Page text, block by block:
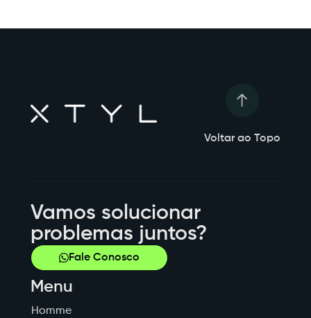
Voltar ao Topo
Vamos solucionar
problemas juntos?
Fale Conosco
Menu
Homme